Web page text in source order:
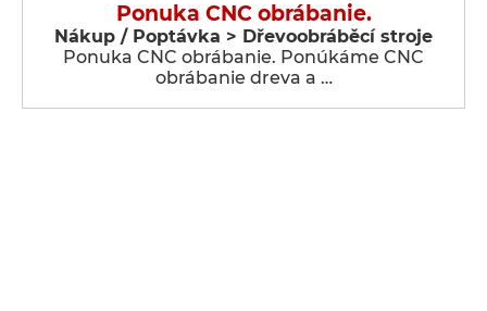
Ponuka CNC obrábanie.
Nákup / Poptávka > Dřevoobráběcí stroje
Ponuka CNC obrábanie. Ponúkáme CNC
obrábanie dreva a …